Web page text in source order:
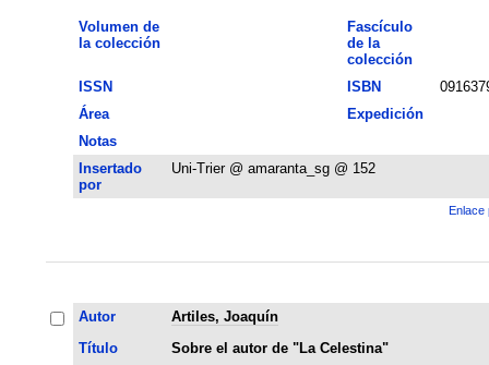
Volumen de
la colección
Fascículo
de la
colección
ISSN
ISBN
Área
Expedición
Notas
Insertado
por
Uni-Trier @ amaranta_sg @ 152
Enlace
Autor
Artiles, Joaquín
Título
Sobre el autor de "La Celestina"